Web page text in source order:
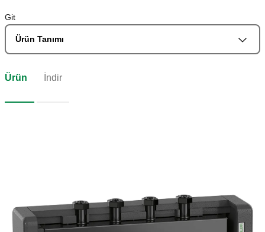
Git
Ürün Tanımı
Ürün İndir